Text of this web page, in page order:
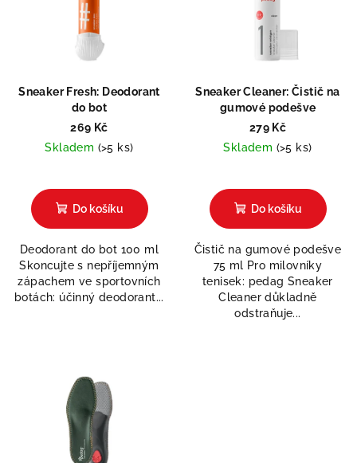
Sneaker Fresh: Deodorant
do bot
269 Kč
Skladem (>5 ks)
hodnocení
produktu
z
5
hvězdiček.
Do košíku
Deodorant do bot 100 ml
Skoncujte s nepříjemným
zápachem ve sportovních
botách: účinný deodorant...
Sneaker Cleaner: Čistič na
gumové podešve
279 Kč
Skladem (>5 ks)
Do košíku
Čistič na gumové podešve
75 ml Pro milovníky
tenisek: pedag Sneaker
Cleaner důkladně
odstraňuje...